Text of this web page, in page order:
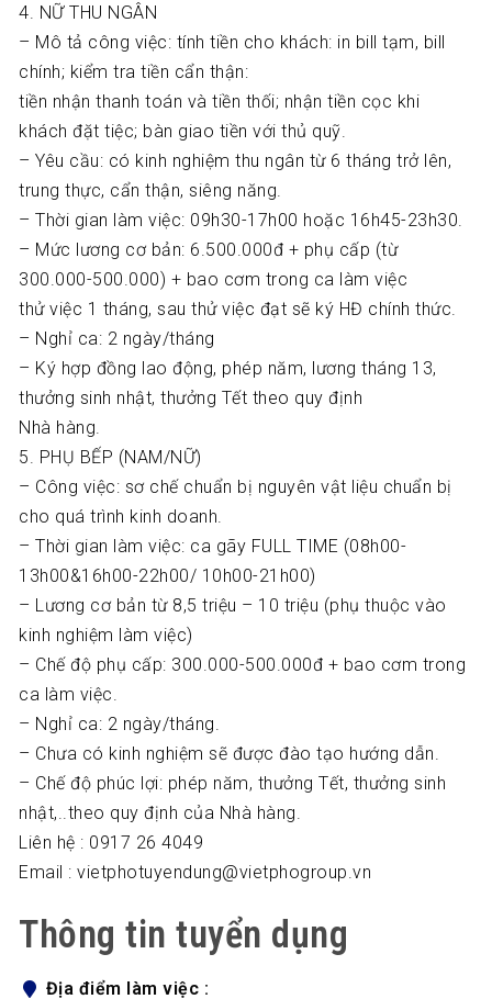
4. NỮ THU NGÂN
– Mô tả công việc: tính tiền cho khách: in bill tạm, bill
chính; kiểm tra tiền cẩn thận:
tiền nhận thanh toán và tiền thối; nhận tiền cọc khi
khách đặt tiệc; bàn giao tiền với thủ quỹ.
– Yêu cầu: có kinh nghiệm thu ngân từ 6 tháng trở lên,
trung thực, cẩn thận, siêng năng.
– Thời gian làm việc: 09h30-17h00 hoặc 16h45-23h30.
– Mức lương cơ bản: 6.500.000đ + phụ cấp (từ
300.000-500.000) + bao cơm trong ca làm việc
thử việc 1 tháng, sau thử việc đạt sẽ ký HĐ chính thức.
– Nghỉ ca: 2 ngày/tháng
– Ký hợp đồng lao động, phép năm, lương tháng 13,
thưởng sinh nhật, thưởng Tết theo quy định
Nhà hàng.
5. PHỤ BẾP (NAM/NỮ)
– Công việc: sơ chế chuẩn bị nguyên vật liệu chuẩn bị
cho quá trình kinh doanh.
– Thời gian làm việc: ca gãy FULL TIME (08h00-
13h00&16h00-22h00/ 10h00-21h00)
– Lương cơ bản từ 8,5 triệu – 10 triệu (phụ thuộc vào
kinh nghiệm làm việc)
– Chế độ phụ cấp: 300.000-500.000đ + bao cơm trong
ca làm việc.
– Nghỉ ca: 2 ngày/tháng.
– Chưa có kinh nghiệm sẽ được đào tạo hướng dẫn.
– Chế độ phúc lợi: phép năm, thưởng Tết, thưởng sinh
nhật,..theo quy định của Nhà hàng.
Liên hệ : 0917 26 4049
Email : vietphotuyendung@vietphogroup.vn
Thông tin tuyển dụng
Địa điểm làm việc